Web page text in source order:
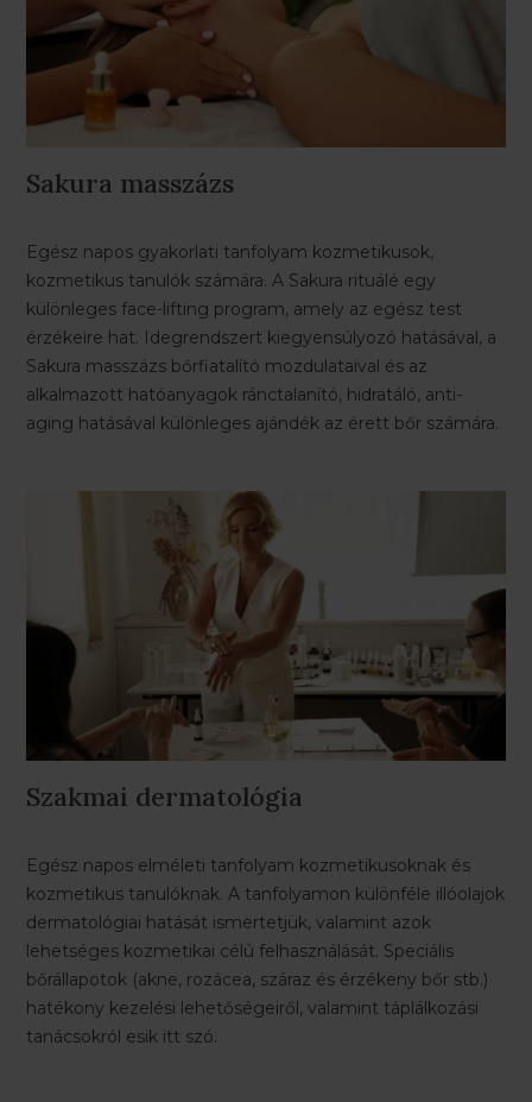
Sakura masszázs
Egész napos gyakorlati tanfolyam kozmetikusok,
kozmetikus tanulók számára. A Sakura rituálé egy
különleges face-lifting program, amely az egész test
érzékeire hat. Idegrendszert kiegyensúlyozó hatásával, a
Sakura masszázs bőrfiatalító mozdulataival és az
alkalmazott hatóanyagok ránctalanító, hidratáló, anti-
aging hatásával különleges ajándék az érett bőr számára.
Szakmai dermatológia
Egész napos elméleti tanfolyam kozmetikusoknak és
kozmetikus tanulóknak. A tanfolyamon különféle illóolajok
dermatológiai hatását ismertetjük, valamint azok
lehetséges kozmetikai célú felhasználását. Speciális
bőrállapotok (akne, rozácea, száraz és érzékeny bőr stb.)
hatékony kezelési lehetőségeiről, valamint táplálkozási
tanácsokról esik itt szó.